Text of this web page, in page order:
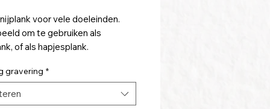
voor vele doeleinden.
om te gebruiken als
of als hapjesplank.
van duurzaam gekapt
Maak deze plank persoonlijk
mooie, persoonlijke tekst op
gravering *